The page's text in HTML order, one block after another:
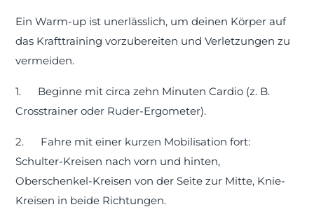
Ein Warm-up ist unerlässlich, um deinen Körper auf
das Krafttraining vorzubereiten und Verletzungen zu
vermeiden.
1. Beginne mit circa zehn Minuten Cardio (z. B.
Crosstrainer oder Ruder-Ergometer).
2. Fahre mit einer kurzen Mobilisation fort:
Schulter-Kreisen nach vorn und hinten,
Oberschenkel-Kreisen von der Seite zur Mitte, Knie-
Kreisen in beide Richtungen.